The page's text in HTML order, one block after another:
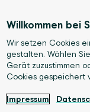
Willkommen bei
Wir setzen Cookies
gestalten. Wählen
Gerät zuzustimmen
Cookies gespeichert
Impressum